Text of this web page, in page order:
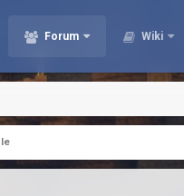
Forum Wiki